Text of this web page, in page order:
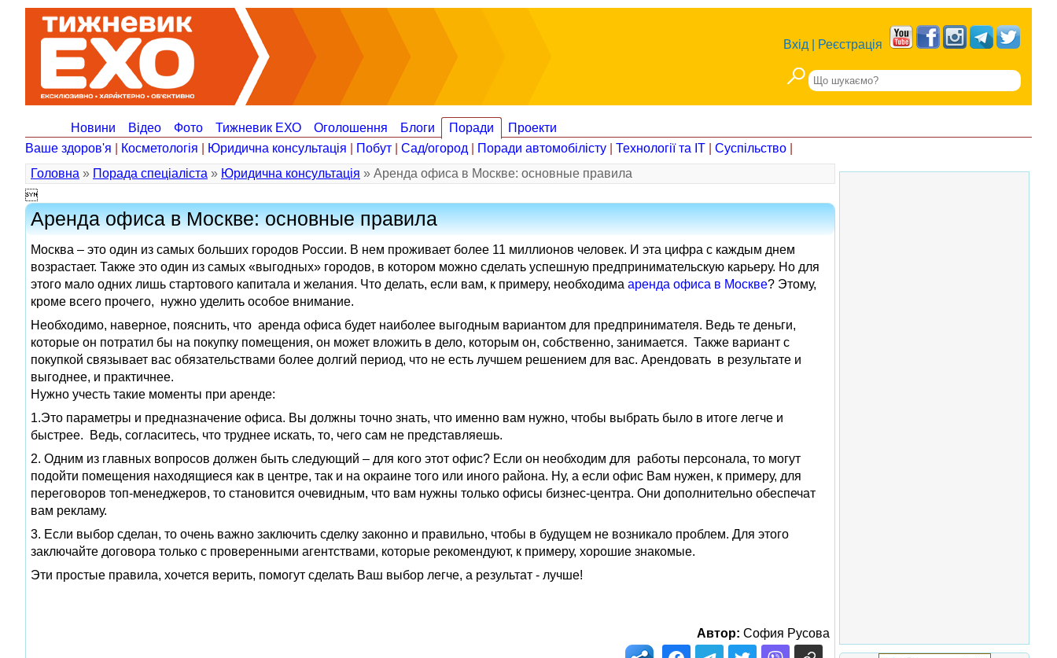
Вхід Реєстрація
Новини Відео Фото Тижневик ЕХО Оголошення Блоги Поради
Проекти
Ваше здоров'я
Косметологія Юридична консультація Побут Сад/огород Поради автомобілісту Технології та ІТ Суспільство
Головна » Порада спеціаліста » Юридична консультація » Аренда офиса в Москве: основные правила

Аренда офиса в Москве: основные правила
Москва – это один из самых больших городов России. В нем проживает более 11 миллионов человек. И эта цифра с каждым днем
возрастает. Также это один из самых «выгодных» городов, в котором можно сделать успешную предпринимательскую карьеру. Но для
этого мало одних лишь стартового капитала и желания. Что делать, если вам, к примеру, необходима аренда офиса в Москве? Этому,
кроме всего прочего, нужно уделить особое внимание.
Необходимо, наверное, пояснить, что аренда офиса будет наиболее выгодным вариантом для предпринимателя. Ведь те деньги,
которые он потратил бы на покупку помещения, он может вложить в дело, которым он, собственно, занимается. Также вариант с
покупкой связывает вас обязательствами более долгий период, что не есть лучшем решением для вас. Арендовать в результате и
выгоднее, и практичнее.
Нужно учесть такие моменты при аренде:
1.Это параметры и предназначение офиса. Вы должны точно знать, что именно вам нужно, чтобы выбрать было в итоге легче и
быстрее. Ведь, согласитесь, что труднее искать, то, чего сам не представляешь.
2. Одним из главных вопросов должен быть следующий – для кого этот офис? Если он необходим для работы персонала, то могут
подойти помещения находящиеся как в центре, так и на окраине того или иного района. Ну, а если офис Вам нужен, к примеру, для
переговоров топ-менеджеров, то становится очевидным, что вам нужны только офисы бизнес-центра. Они дополнительно обеспечат
вам рекламу.
3. Если выбор сделан, то очень важно заключить сделку законно и правильно, чтобы в будущем не возникало проблем. Для этого
заключайте договора только с проверенными агентствами, которые рекомендуют, к примеру, хорошие знакомые.
Эти простые правила, хочется верить, помогут сделать Ваш выбор легче, а результат - лучше!
Автор: София Русова